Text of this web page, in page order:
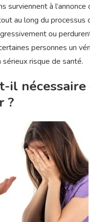
surviennent à l’annonce
au long du processus
ou
personnes un
sérieux risque de santé.
il nécessaire
?